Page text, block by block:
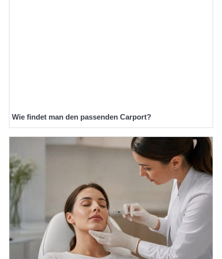
Wie findet man den passenden Carport?